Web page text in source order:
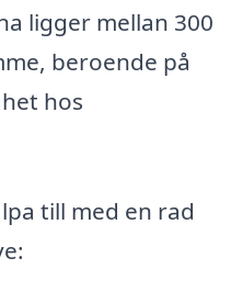
ligger mellan 300
beroende på
hos
till med en rad